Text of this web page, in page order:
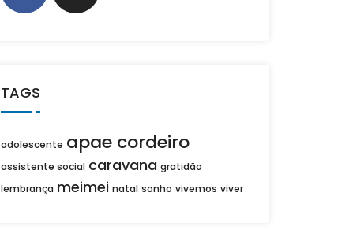
TAGS
adolescente apae cordeiro
assistente social caravana gratidão
lembrança meimei natal sonho vivemos viver